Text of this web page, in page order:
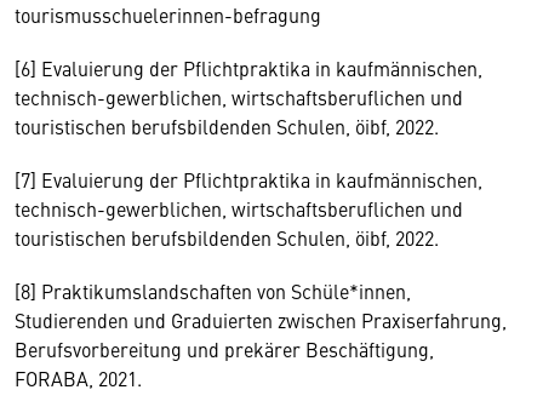
tourismusschuelerinnen-befragung
[6] Evaluierung der Pflichtpraktika in kaufmännischen,
technisch-gewerblichen, wirtschaftsberuflichen und
touristischen berufsbildenden Schulen, öibf, 2022.
[7] Evaluierung der Pflichtpraktika in kaufmännischen,
technisch-gewerblichen, wirtschaftsberuflichen und
touristischen berufsbildenden Schulen, öibf, 2022.
[8] Praktikumslandschaften von Schüle*innen,
Studierenden und Graduierten zwischen Praxiserfahrung,
Berufsvorbereitung und prekärer Beschäftigung,
FORABA, 2021.